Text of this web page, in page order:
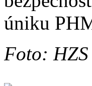
úniku
Foto: